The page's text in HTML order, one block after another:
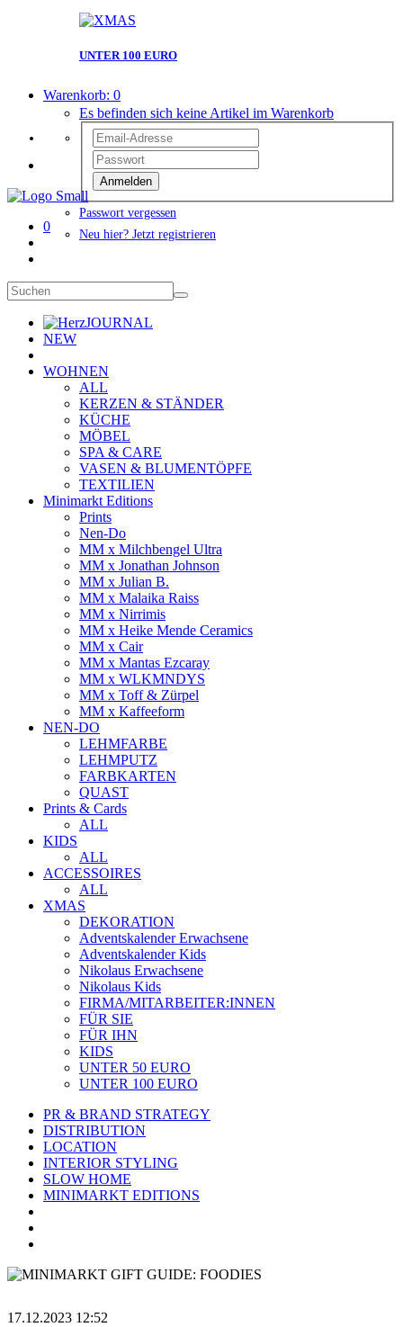
UNTER 100 EURO
Warenkorb: 0
Es befinden sich keine Artikel im Warenkorb
Anmelden
Passwort vergessen
Neu hier? Jetzt registrieren
0
JOURNAL
NEW
WOHNEN
ALL
KERZEN & STÄNDER
KÜCHE
MÖBEL
SPA & CARE
VASEN & BLUMENTÖPFE
TEXTILIEN
Minimarkt Editions
Prints
Nen-Do
MM x Milchbengel Ultra
MM x Jonathan Johnson
MM x Julian B.
MM x Malaika Raiss
MM x Nirrimis
MM x Heike Mende Ceramics
MM x Cair
MM x Mantas Ezcaray
MM x WLKMNDYS
MM x Toff & Zürpel
MM x Kaffeeform
NEN-DO
LEHMFARBE
LEHMPUTZ
FARBKARTEN
QUAST
Prints & Cards
ALL
KIDS
ALL
ACCESSOIRES
ALL
XMAS
DEKORATION
Adventskalender Erwachsene
Adventskalender Kids
Nikolaus Erwachsene
Nikolaus Kids
FIRMA/MITARBEITER:INNEN
FÜR SIE
FÜR IHN
KIDS
UNTER 50 EURO
UNTER 100 EURO
PR & BRAND STRATEGY
DISTRIBUTION
LOCATION
INTERIOR STYLING
SLOW HOME
MINIMARKT EDITIONS
17.12.2023 12:52